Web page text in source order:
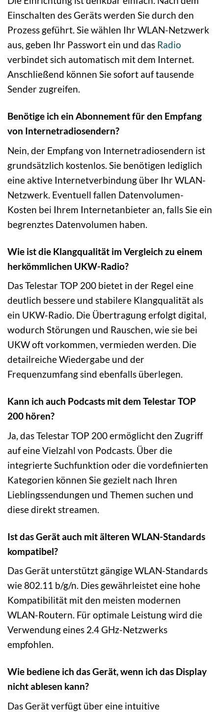
Einschalten des Geräts werden Sie durch den
Prozess geführt. Sie wählen Ihr WLAN-Netzwerk
aus, geben Ihr Passwort ein und das Radio
verbindet sich automatisch mit dem Internet.
Anschließend können Sie sofort auf tausende
Sender zugreifen.
Benötige ich ein Abonnement für den Empfang
von Internetradiosendern?
Nein, der Empfang von Internetradiosendern ist
grundsätzlich kostenlos. Sie benötigen lediglich
eine aktive Internetverbindung über Ihr WLAN-
Netzwerk. Eventuell fallen Datenvolumen-
Kosten bei Ihrem Internetanbieter an, falls Sie ein
begrenztes Datenvolumen haben.
Wie ist die Klangqualität im Vergleich zu einem
herkömmlichen UKW-Radio?
Das Telestar TOP 200 bietet in der Regel eine
deutlich bessere und stabilere Klangqualität als
ein UKW-Radio. Die Übertragung erfolgt digital,
wodurch Störungen und Rauschen, wie sie bei
UKW oft vorkommen, vermieden werden. Die
detailreiche Wiedergabe und der
Frequenzumfang sind ebenfalls überlegen.
Kann ich auch Podcasts mit dem Telestar TOP
200 hören?
Ja, das Telestar TOP 200 ermöglicht den Zugriff
auf eine Vielzahl von Podcasts. Über die
integrierte Suchfunktion oder die vordefinierten
Kategorien können Sie gezielt nach Ihren
Lieblingssendungen und Themen suchen und
diese direkt streamen.
Ist das Gerät auch mit älteren WLAN-Standards
kompatibel?
Das Gerät unterstützt gängige WLAN-Standards
wie 802.11 b/g/n. Dies gewährleistet eine hohe
Kompatibilität mit den meisten modernen
WLAN-Routern. Für optimale Leistung wird die
Verwendung eines 2.4 GHz-Netzwerks
empfohlen.
Wie bediene ich das Gerät, wenn ich das Display
nicht ablesen kann?
Das Gerät verfügt über eine intuitive